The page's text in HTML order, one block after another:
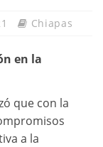
Chiapas
en la
que con la
a la